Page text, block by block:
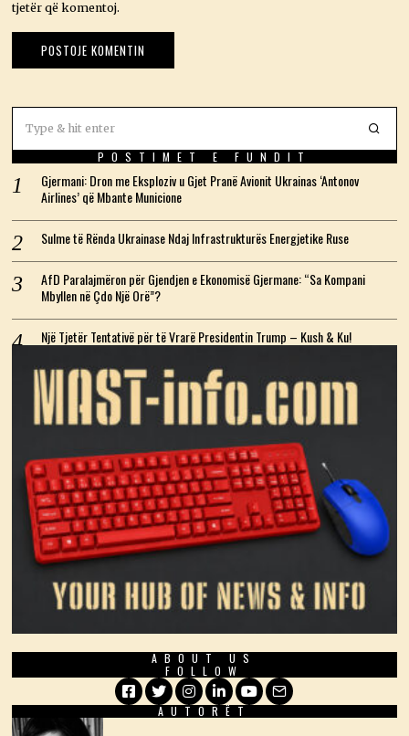
tjetër që komentoj.
POSTIMET E FUNDIT
Gjermani: Dron me Eksploziv u Gjet Pranë Avionit Ukrainas ‘Antonov
Airlines’ që Mbante Municione
Sulme të Rënda Ukrainase Ndaj Infrastrukturës Energjetike Ruse
AfD Paralajmëron për Gjendjen e Ekonomisë Gjermane: “Sa Kompani
Mbyllen në Çdo Një Orë”?
Një Tjetër Tentativë për të Vrarë Presidentin Trump – Kush & Ku!
ABOUT US
FOLLOW
Facebook
TwitterInstagram
LinkedIn
YouTube
Email
AUTORËT